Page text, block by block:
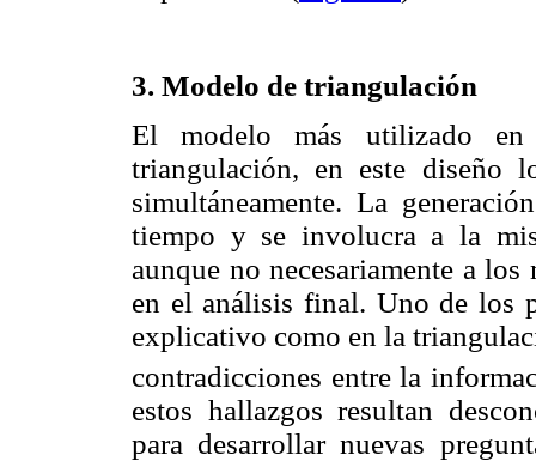
3. Modelo de triangulación
El modelo más utilizado
triangulación, en este diseño
simultáneamente. La
tiempo y se involucra a la
aunque no necesariamente a
en el análisis final. Uno de los
explicativo como en la
contradicciones entre la
estos hallazgos resultan
para desarrollar nuevas